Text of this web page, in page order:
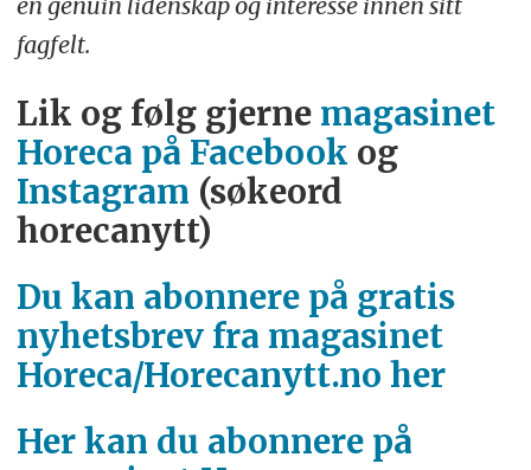
fagfelt.
Lik og følg gjerne magasinet
Horeca på Facebook og
Instagram (søkeord
horecanytt)
Du kan abonnere på gratis
nyhetsbrev fra magasinet
Horeca/Horecanytt.no her
Her kan du abonnere på